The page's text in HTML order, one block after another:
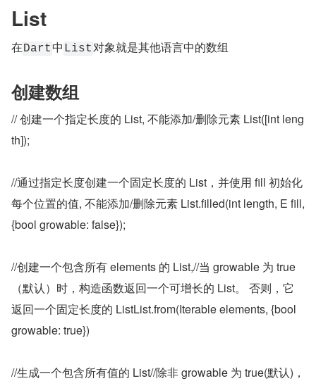
List
在Dart 中 List对象就是其他语言中的数组
创建数组
// 创建一个指定长度的 List, 不能添加/删除元素 List([int leng
th]);
//通过指定长度创建一个固定长度的 List，并使用 fill 初始化
每个位置的值, 不能添加/删除元素 List.filled(int length, E fill,
{bool growable: false});
//创建一个包含所有 elements 的 List,//当 growable 为 true
（默认）时，构造函数返回一个可增长的 List。 否则，它
返回一个固定长度的 ListList.from(Iterable elements, {bool
growable: true})
//生成一个包含所有值的 List//除非 growable 为 true(默认)，